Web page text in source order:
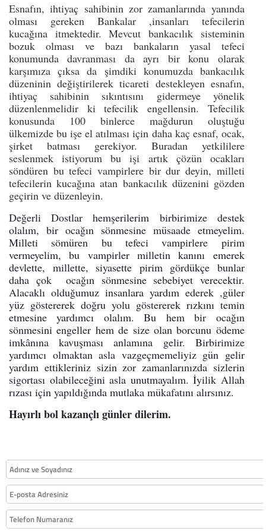
Esnafın, ihtiyaç sahibinin zor zamanlarında yanında
olması gereken Bankalar ,insanları tefecilerin
kucağına itmektedir. Mevcut bankacılık sisteminin
bozuk olması ve bazı bankaların yasal tefeci
konumunda davranması da ayrı bir konu olarak
karşımıza çıksa da şimdiki konumuzda bankacılık
düzeninin değiştirilerek ticareti destekleyen esnafın,
ihtiyaç sahibinin sıkıntısını gidermeye yönelik
düzenlenmelidir ki tefecilik engellensin. Tefecilik
konusunda 100 binlerce mağdurun oluştuğu
ülkemizde bu işe el atılması için daha kaç esnaf, ocak,
şirket batması gerekiyor. Buradan yetkililere
seslenmek istiyorum bu işi artık çözün ocakları
söndüren bu tefeci vampirlere bir dur deyin, milleti
tefecilerin kucağına atan bankacılık düzenini gözden
geçirin ve düzenleyin.
Değerli Dostlar hemşerilerim birbirimize destek
olalım, bir ocağın sönmesine müsaade etmeyelim.
Milleti sömüren bu tefeci vampirlere pirim
vermeyelim, bu vampirler milletin kanını emerek
devlette, millette, siyasette pirim gördükçe bunlar
daha çok ocağın sönmesine sebebiyet verecektir.
Alacaklı olduğumuz insanlara yardım ederek ,güler
yüz göstererek doğru yolu göstererek rızkını temin
etmesine yardımcı olalım. Bu hem bir ocağın
sönmesini engeller hem de size olan borcunu ödeme
imkânına kavuşması anlamına gelir. Birbirimize
yardımcı olmaktan asla vazgeçmemeliyiz gün gelir
yardım ettikleriniz sizin zor zamanlarınızda sizlerin
sigortası olabileceğini asla unutmayalım. İyilik Allah
rızası için yapıldığında mutlaka mükafatını alırsınız.
Hayırlı bol kazançlı günler dilerim.